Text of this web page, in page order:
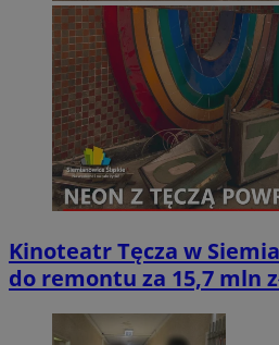
Kinoteatr Tęcza w
do remontu za 15,7 mln